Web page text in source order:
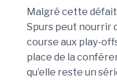
Malgré cette
Spurs peut nourrir
course aux play-
place de la
qu’elle reste un